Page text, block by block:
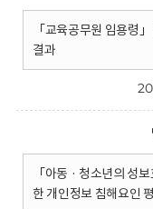
「교육공무원 임용령
결과
「아동 · 청소년의 성
한 개인정보 침해요인